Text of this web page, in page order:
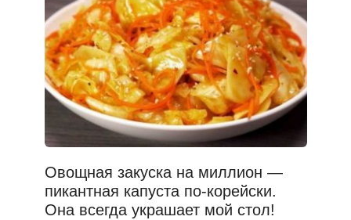
Овощная закуска на миллион —
пикантная капуста по-корейски.
Она всегда украшает мой стол!